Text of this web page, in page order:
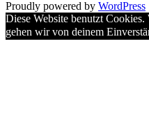
Proudly powered by WordPress
Diese Website benutzt
gehen wir von deinem